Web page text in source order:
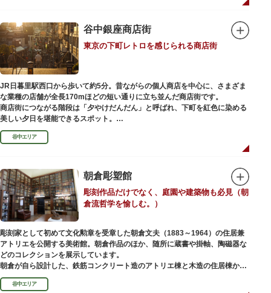
ないぬくもりと、新しいデザインの商品に出会うことができます。
名前の由来は、東京駅から2k540m付近にあることから「2k540」、秋葉原
駅（AKIHABARA）と御徒町駅（OKACHIMACHI）の間にあるという造語
「AKI-OKA」、フランス語で「職人」を意味する「ARTISAN」を組み合わ
せたもの。
施設周辺は、江戸の文化を伝える伝統工芸職人の街だったという背景もあ
り、現在もジュエリーや皮製品を扱うお店が多く、高いセンスとクオリティ
をもった店舗が集結しています。
谷中銀座商店街
東京の下町レトロを感じられる商店街
JR日暮里駅西口から歩いて約5分。昔ながらの個人商店を中心に、さまざま
な業種の店舗が全長170mほどの短い通りに立ち並んだ商店街です。
商店街につながる階段は「夕やけだんだん」と呼ばれ、下町を紅色に染める
美しい夕日を堪能できるスポット。
谷中銀座商店街は1945年頃に自然発生的に生まれ、現在の近隣型商店街へと
発展。昭和の懐かしい商店街の景観を見ることができます。東京の下町レト
観光客が訪れ、買い物や散策を楽しんでいます。
谷中エリア
朝倉彫塑館
彫刻作品だけでなく、庭園や建築物も必見（朝
倉流哲学を愉しむ。）
彫刻家として初めて文化勲章を受章した朝倉文夫（1883～1964）の住居兼
アトリエを公開する美術館。朝倉作品のほか、随所に蔵書や掛軸、陶磁器な
どのコレクションを展示しています。
朝倉が自ら設計した、鉄筋コンクリート造のアトリエ棟と木造の住居棟から
なる建物は、異なる素材が違和感なく調和しています。広く門戸を開放し弟
子を育成した「朝倉彫塑塾」の教育の場としても使われました。巨石と樹木
谷中エリア